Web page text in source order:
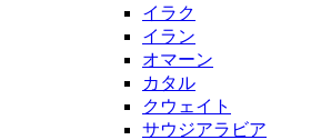
イラク
イラン
オマーン
カタル
クウェイト
サウジアラビア